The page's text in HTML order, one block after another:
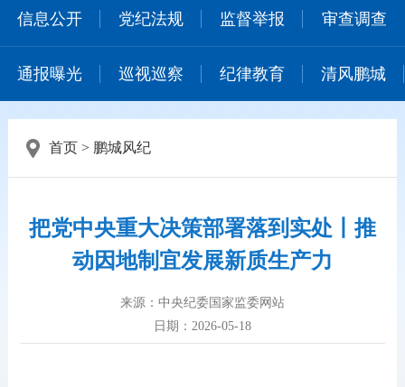
信息公开 党纪法规 监督举报 审查调查
通报曝光 巡视巡察 纪律教育 清风鹏城
首页> 鹏城风纪
把党中央重大决策部署落到实处丨推
动因地制宜发展新质生产力
来源：中央纪委国家监委网站
日期：2026-05-18